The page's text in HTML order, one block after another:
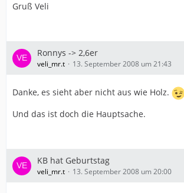
Gruß Veli
Ronnys -> 2,6er
veli_mr.t 13. September 2008 um 21:43
Danke, es sieht aber nicht aus wie Holz.
Und das ist doch die Hauptsache.
KB hat Geburtstag
veli_mr.t 13. September 2008 um 20:00